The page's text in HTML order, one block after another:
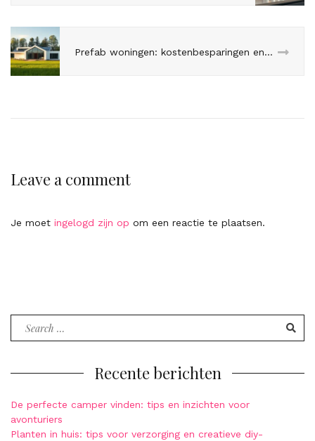
Prefab woningen: kostenbesparingen en voordelen op lange termijn
Leave a comment
Je moet ingelogd zijn op om een reactie te plaatsen.
Recente berichten
De perfecte camper vinden: tips en inzichten voor
avonturiers
Planten in huis: tips voor verzorging en creatieve diy-